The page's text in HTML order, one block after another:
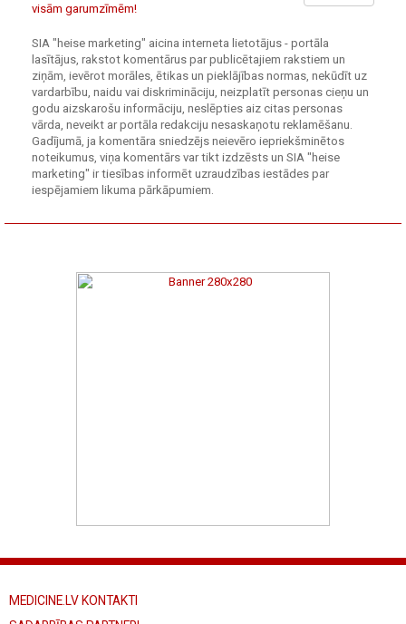
visām garumzīmēm!
SIA "heise marketing" aicina interneta lietotājus - portāla
lasītājus, rakstot komentārus par publicētajiem rakstiem un
ziņām, ievērot morāles, ētikas un pieklājības normas, nekūdīt uz
vardarbību, naidu vai diskrimināciju, neizplatīt personas cieņu un
godu aizskarošu informāciju, neslēpties aiz citas personas
vārda, neveikt ar portāla redakciju nesaskaņotu reklamēšanu.
Gadījumā, ja komentāra sniedzējs neievēro iepriekšminētos
noteikumus, viņa komentārs var tikt izdzēsts un SIA "heise
marketing" ir tiesības informēt uzraudzības iestādes par
iespējamiem likuma pārkāpumiem.
MEDICINE.LV KONTAKTI